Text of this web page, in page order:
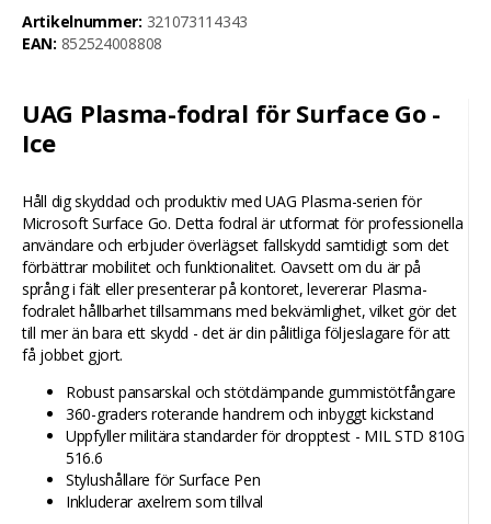
UAG Plasma-fodral för Surface Go -
Ice
Håll dig skyddad och produktiv med UAG Plasma-serien för
Microsoft Surface Go. Detta fodral är utformat för professionella
användare och erbjuder överlägset fallskydd samtidigt som det
förbättrar mobilitet och funktionalitet. Oavsett om du är på
språng i fält eller presenterar på kontoret, levererar Plasma-
fodralet hållbarhet tillsammans med bekvämlighet, vilket gör det
till mer än bara ett skydd - det är din pålitliga följeslagare för att
få jobbet gjort.
Robust pansarskal och stötdämpande gummistötfångare
360-graders roterande handrem och inbyggt kickstand
Uppfyller militära standarder för dropptest - MIL STD 810G
516.6
Stylushållare för Surface Pen
Inkluderar axelrem som tillval
Artikelnummer: 321073114343
EAN: 852524008808